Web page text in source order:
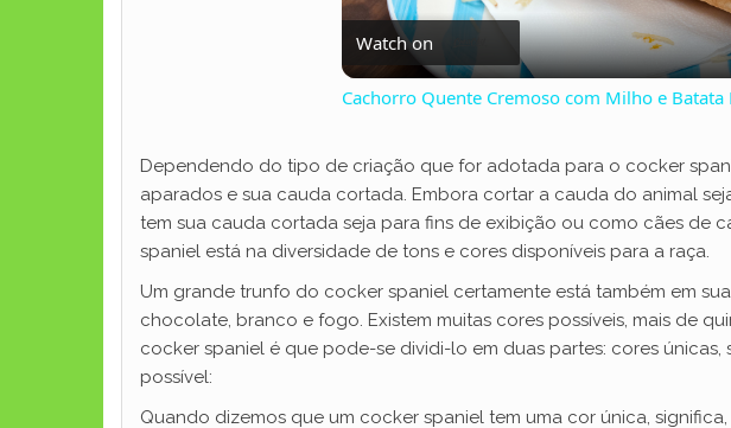
a
V
i
d
e
Watch on
Cachorro Quente Cremoso com Milho e Batata
Dependendo do tipo de criação que for adotada para o cocker
aparados e sua cauda cortada. Embora cortar a cauda do animal
tem sua cauda cortada seja para fins de exibição ou como cães de
spaniel está na diversidade de tons e cores disponíveis para a raça.
Um grande trunfo do cocker spaniel certamente está também em
chocolate, branco e fogo. Existem muitas cores possíveis, mais de
cocker spaniel é que pode-se dividi-lo em duas partes: cores
possível:
Quando dizemos que um cocker spaniel tem uma cor única,